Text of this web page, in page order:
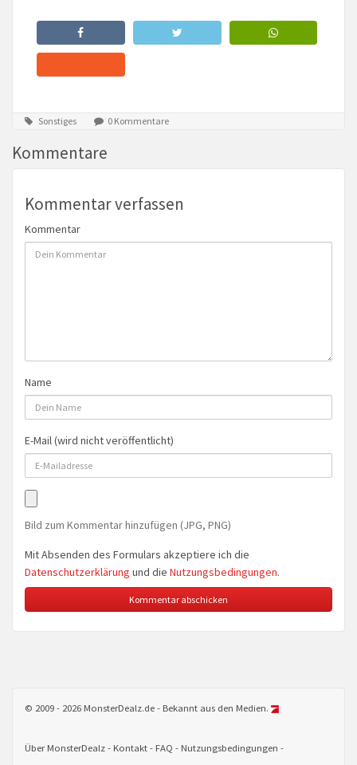
Sonstiges 0 Kommentare
Kommentare
Kommentar verfassen
Kommentar
Name
E-Mail (wird nicht veröffentlicht)
Bild zum Kommentar hinzufügen (JPG, PNG)
Mit Absenden des Formulars akzeptiere ich die
Datenschutzerklärung und die Nutzungsbedingungen.
© 2009 - 2026 MonsterDealz.de - Bekannt aus den Medien.
Über MonsterDealz Kontakt FAQ Nutzungsbedingungen